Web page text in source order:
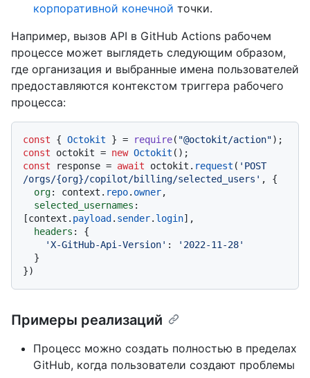
корпоративной конечной точки.
Например, вызов API в GitHub Actions рабочем
процессе может выглядеть следующим образом,
где организация и выбранные имена пользователей
предоставляются контекстом триггера рабочего
процесса:
const { Octokit } = require( "@octokit/action"
const octokit = new Octokit
const response = await octokit. request ( 'POST
/orgs/{org}/copilot/billing/selected_users' , {
org: context. repo. owner,
selected_usernames :
[context. payload . sender. login],
headers : {
'X-GitHub-Api-Version' :
'2022-11-28'
Примеры реализаций
Процесс можно создать полностью в пределах
GitHub, когда пользователи создают проблемы